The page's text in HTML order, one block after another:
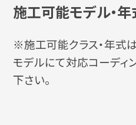
施工可能モデル・
※施工可能クラス・年式
モデルにて対応コーディ
下さい。